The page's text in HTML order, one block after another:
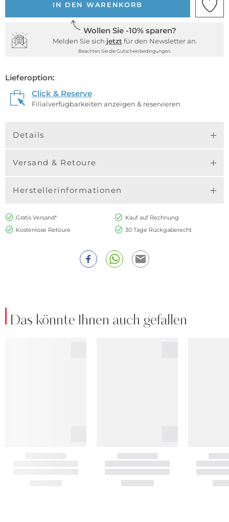
IN DEN WARENKORB
Wollen Sie -10% sparen?
Melden Sie sich jetzt für den Newsletter an.
Beachten Sie die Gutscheinbedingungen.
Lieferoption:
Click & Reserve
Filialverfügbarkeiten anzeigen & reservieren
Details
Versand & Retoure
Herstellerinformationen
Gratis Versand*
Kauf auf Rechnung
Kostenlose Retoure
30 Tage Rückgaberecht
Das könnte Ihnen auch gefallen